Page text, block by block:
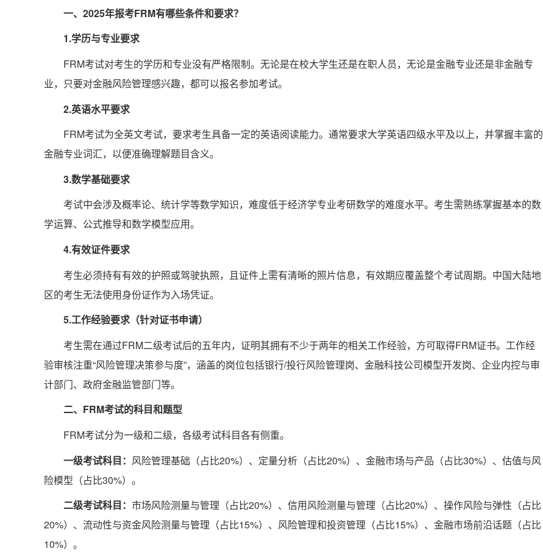
一、2025年报考FRM有哪些条件和要求？
‌1.学历与专业要求
FRM考试对考生的学历和专业没有严格限制。无论是在校大学生还是在职人员，无论是金融专业还是非金融专
业，只要对金融风险管理感兴趣，都可以报名参加考试‌。
‌2.英语水平要求
FRM考试为全英文考试，要求考生具备一定的英语阅读能力。通常要求大学英语四级水平及以上，并掌握丰富的
金融专业词汇，以便准确理解题目含义。
‌3.数学基础要求
考试中会涉及概率论、统计学等数学知识，难度低于经济学专业考研数学的难度水平。考生需熟练掌握基本的数
学运算、公式推导和数学模型应用‌。
‌4.有效证件要求
考生必须持有有效的护照或驾驶执照，且证件上需有清晰的照片信息，有效期应覆盖整个考试周期。中国大陆地
区的考生无法使用身份证作为入场凭证‌。
‌5.工作经验要求（针对证书申请）
考生需在通过FRM二级考试后的五年内，证明其拥有不少于两年的相关工作经验，方可取得FRM证书。工作经
验审核注重“风险管理决策参与度”，涵盖的岗位包括银行/投行风险管理岗、金融科技公司模型开发岗、企业内控与审
计部门、政府金融监管部门等‌。
二、FRM考试的科目和题型
FRM考试分为一级和二级，各级考试科目各有侧重。
一级考试科目： 风险管理基础（占比20%）、定量分析（占比20%）、金融市场与产品（占比30%）、估值与风
险模型（占比30%）。
二级考试科目： 市场风险测量与管理（占比20%）、信用风险测量与管理（占比20%）、操作风险与弹性（占比
20%）、流动性与资金风险测量与管理（占比15%）、风险管理和投资管理（占比15%）、金融市场前沿话题（占比
10%）。